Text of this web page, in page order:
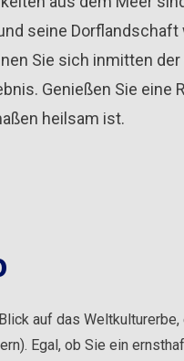
seine
Sie sich inmitten
Genießen Sie eine
heilsam ist.
auf das
Egal, ob Sie ein